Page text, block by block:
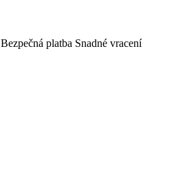
Bezpečná platba Snadné vracení